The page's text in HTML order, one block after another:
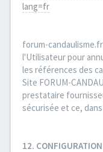
lang=fr
forum-
l'Utilisateur pour
les références des
Site FORUM-
prestataire
sécurisée et ce,
12.